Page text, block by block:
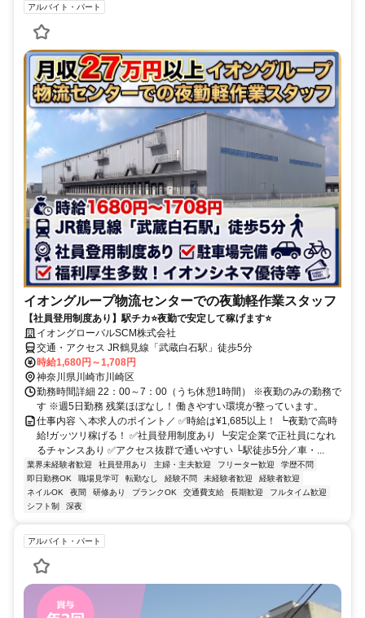
アルバイト・パート
イオングループ物流センターでの夜勤軽作業スタッフ
【社員登用制度あり】駅チカ⭐夜勤で安定して稼げます⭐
イオングローバルSCM株式会社
交通・アクセス JR鶴見線「武蔵白石駅」徒歩5分
時給1,680円～1,708円
神奈川県川崎市川崎区
勤務時間詳細 22：00～7：00（うち休憩1時間） ※夜勤のみの勤務で
す ※週5日勤務 残業ほぼなし！ 働きやすい環境が整っています。
仕事内容 ＼本求人のポイント／ ✅時給は¥1,685以上！ ┗夜勤で高時
給!ガッツリ稼げる！ ✅社員登用制度あり ┗安定企業で正社員になれ
るチャンスあり ✅アクセス抜群で通いやすい └駅徒歩5分／車・...
業界未経験者歓迎 社員登用あり 主婦・主夫歓迎 フリーター歓迎
学歴不問
即日勤務OK
職場見学可 転勤なし 経験不問 未経験者歓迎
経験者歓迎
ネイルOK
夜間 研修あり ブランクOK 交通費支給 長期歓迎
フルタイム歓迎
シフト制
深夜
アルバイト・パート